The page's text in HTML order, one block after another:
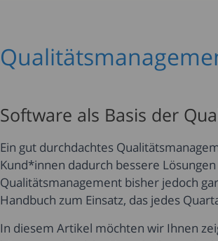
Software als Basis der
Ein gut durchdachtes
Kund*innen dadurch bessere
Qualitätsmanagement bisher jedoch
Handbuch zum Einsatz, das jedes
In diesem Artikel möchten wir Ihnen